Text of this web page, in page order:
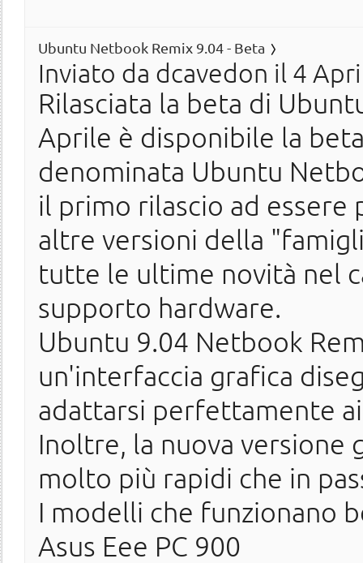
Ubuntu Netbook Remix 9.04 - Beta
Inviato da dcavedon il 4
Rilasciata la beta di
Aprile è disponibile la
denominata Ubuntu
il primo rilascio ad
altre versioni della
tutte le ultime novità nel
supporto hardware.
Ubuntu 9.04 Netbook
un'interfaccia grafica
adattarsi perfettamente
Inoltre, la nuova versione
molto più rapidi che in
I modelli che funzionano
Asus Eee PC 900